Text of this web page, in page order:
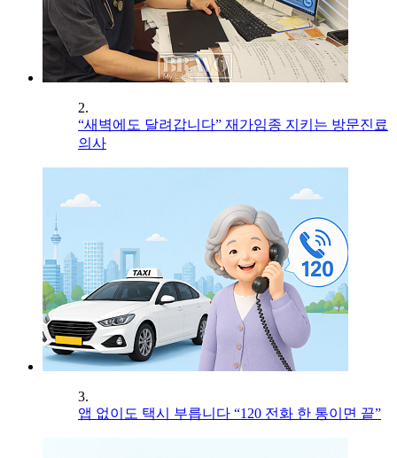
2.
“새벽에도 달려갑니다” 재가임종 지키는 방문진료
의사
3.
앱 없이도 택시 부릅니다 “120 전화 한 통이면 끝”